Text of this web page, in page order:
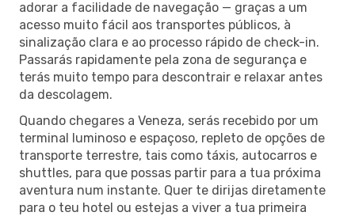
adorar a facilidade de navegação — graças a um
acesso muito fácil aos transportes públicos, à
sinalização clara e ao processo rápido de check-in.
Passarás rapidamente pela zona de segurança e
terás muito tempo para descontrair e relaxar antes
da descolagem.
Quando chegares a Veneza, serás recebido por um
terminal luminoso e espaçoso, repleto de opções de
transporte terrestre, tais como táxis, autocarros e
shuttles, para que possas partir para a tua próxima
aventura num instante. Quer te dirijas diretamente
para o teu hotel ou estejas a viver a tua primeira